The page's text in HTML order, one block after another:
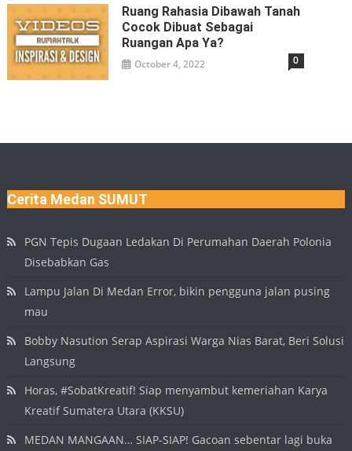
Ruang Rahasia Dibawah Tanah
Cocok Dibuat Sebagai
Ruangan Apa Ya?
October 4, 2022 0
Cerita Medan SUMUT
PGN Tepis Dugaan Ledakan Di Perumahan Daerah Polonia
Disebabkan Gas
Lampu Jalan Di Medan Error, bikin pengguna jalan pusing
mau
Bobby Nasution Serap Aspirasi Warga Nias Barat, Beri Solusi
Langsung
Horas, #SobatKreatif! Siap menyambut kemeriahan Karya
Kreatif Sumatera Utara (KKSU)
MEDAN MANGAAN… SIAP-SIAP! Gacoan sebentar lagi buka